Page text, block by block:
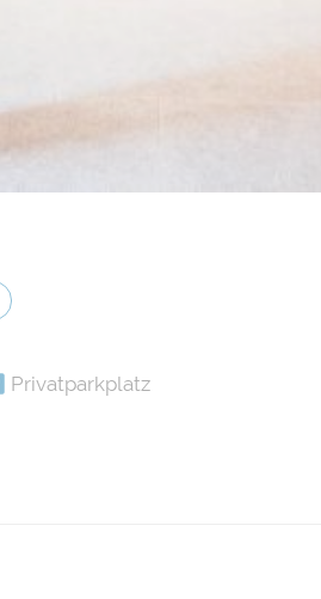
Privatparkplatz